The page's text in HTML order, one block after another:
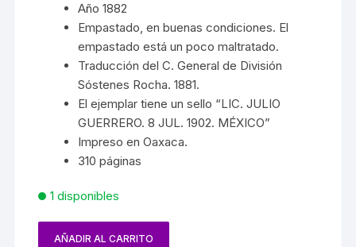
Año 1882
Empastado, en buenas condiciones. El
empastado está un poco maltratado.
Traducción del C. General de División
Sóstenes Rocha. 1881.
El ejemplar tiene un sello “LIC. JULIO
GUERRERO. 8 JUL. 1902. MÉXICO”
Impreso en Oaxaca.
310 páginas
1 disponibles
AÑADIR AL CARRITO